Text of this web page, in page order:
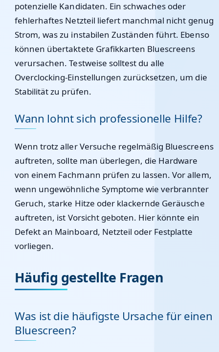
potenzielle Kandidaten. Ein schwaches oder
fehlerhaftes Netzteil liefert manchmal nicht genug
Strom, was zu instabilen Zuständen führt. Ebenso
können übertaktete Grafikkarten Bluescreens
verursachen. Testweise solltest du alle
Overclocking-Einstellungen zurücksetzen, um die
Stabilität zu prüfen.
Wann lohnt sich professionelle Hilfe?
Wenn trotz aller Versuche regelmäßig Bluescreens
auftreten, sollte man überlegen, die Hardware
von einem Fachmann prüfen zu lassen. Vor allem,
wenn ungewöhnliche Symptome wie verbrannter
Geruch, starke Hitze oder klackernde Geräusche
auftreten, ist Vorsicht geboten. Hier könnte ein
Defekt an Mainboard, Netzteil oder Festplatte
vorliegen.
Häufig gestellte Fragen
Was ist die häufigste Ursache für einen
Bluescreen?